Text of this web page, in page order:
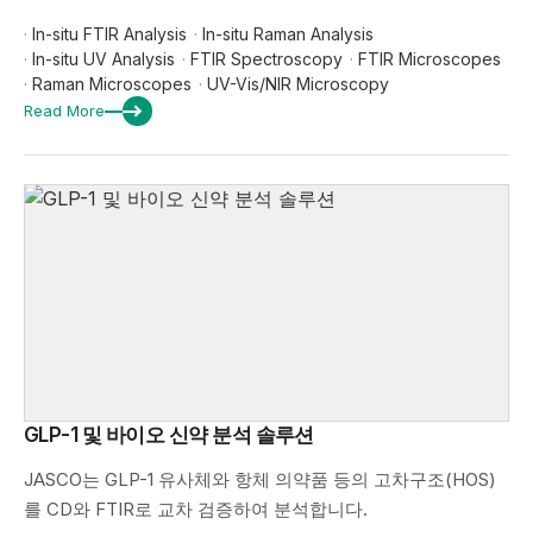
· In-situ FTIR Analysis · In-situ Raman Analysis
· In-situ UV Analysis · FTIR Spectroscopy · FTIR Microscopes
· Raman Microscopes · UV-Vis/NIR Microscopy
Read More
GLP-1 및 바이오 신약 분석 솔루션
JASCO는 GLP-1 유사체와 항체 의약품 등의 고차구조(HOS)
를 CD와 FTIR로 교차 검증하여 분석합니다.